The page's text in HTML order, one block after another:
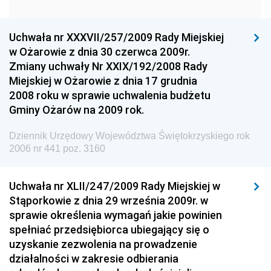
Dziennik Urzędowy Ministra Gospodarki
Dziennik Urzędowy Urzędu Ochrony Konkurencji i
Konsumentów
Dziennik Urzędowy Ministra Pracy i Polityki
Społecznej
Dziennik Urzędowy Urzędu Lotnictwa Cywilnego
Dziennik Urzędowy Ministerstwa Hutnictwa i
Przemysłu Maszynowego
Dziennik Urzędowy Ministerstwa Zdrowia i Opieki
Społecznej
Dziennik Urzędowy Ministerstwa Rolnictwa, Leśnictwa
Uchwała nr XXXVII/257/2009 Rady Miejskiej
w Ożarowie z dnia 30 czerwca 2009r.
Zmiany uchwały Nr XXIX/192/2008 Rady
Miejskiej w Ożarowie z dnia 17 grudnia
2008 roku w sprawie uchwalenia budżetu
Gminy Ożarów na 2009 rok.
Dziennik Urzędowy Województwa Świętokrzyskiego rok
2006 nr 441 poz. 3160
Uchwała nr XLII/247/2009 Rady Miejskiej w
Stąporkowie z dnia 29 września 2009r. w
sprawie określenia wymagań jakie powinien
spełniać przedsiębiorca ubiegający się o
uzyskanie zezwolenia na prowadzenie
działalności w zakresie odbierania